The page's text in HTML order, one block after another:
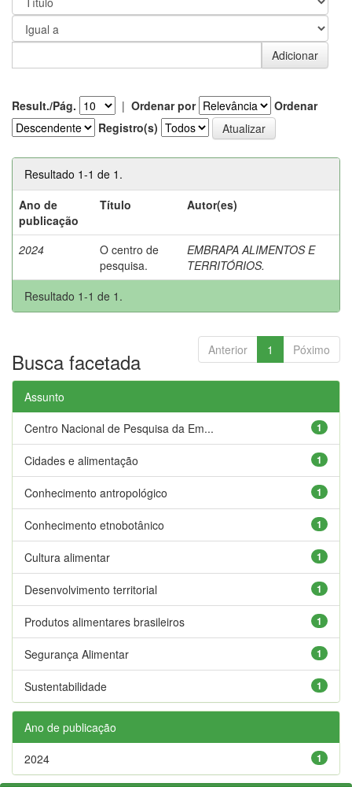
Result./Pág. | Ordenar por
Ordenar
Registro(s)
Resultado 1-1 de 1.
Ano de
publicação
Título Autor(es)
2024
O centro de
pesquisa.
EMBRAPA ALIMENTOS E
TERRITÓRIOS.
Resultado 1-1 de 1.
Anterior 1 Póximo
Busca facetada
Assunto
1
Centro Nacional de Pesquisa da Em...
1
Cidades e alimentação
1
Conhecimento antropológico
1
Conhecimento etnobotânico
1
Cultura alimentar
1
Desenvolvimento territorial
1
Produtos alimentares brasileiros
1
Segurança Alimentar
1
Sustentabilidade
Ano de publicação
1
2024